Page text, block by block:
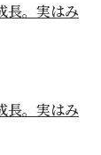
長。実はみ
長。実はみ